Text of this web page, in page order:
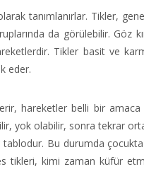
tanımlanırlar. Tikler,
da görülebilir. Göz
Tikler basit ve
eder.
hareketler belli bir
yok olabilir, sonra tekrar
Bu durumda
tikleri, kimi zaman küfür